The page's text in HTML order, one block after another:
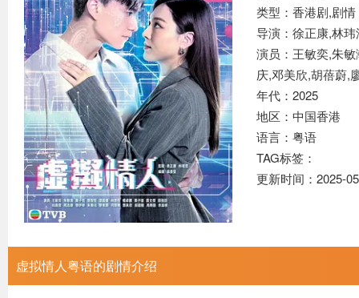
类型：香港剧,剧情
导演：徐正康,林玮
演员：王敏奕,朱
庆,邓美欣,胡蓓蔚,
年代：2025
地区：中国香港
语言：粤语
TAG标签：
更新时间：2025-
虚拟情人粤语的剧情介绍